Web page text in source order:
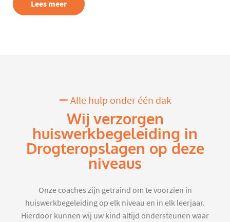
Lees meer
Alle hulp onder één dak
Wij verzorgen
huiswerkbegeleiding in
Drogteropslagen op deze
niveaus
Onze coaches zijn getraind om te voorzien in
huiswerkbegeleiding op elk niveau en in elk leerjaar.
Hierdoor kunnen wij uw kind altijd ondersteunen waar